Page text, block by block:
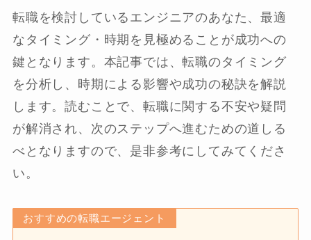
転職を検討しているエンジニアのあなた、最適
なタイミング・時期を見極めることが成功への
鍵となります。本記事では、転職のタイミング
を分析し、時期による影響や成功の秘訣を解説
します。読むことで、転職に関する不安や疑問
が解消され、次のステップへ進むための道しる
べとなりますので、是非参考にしてみてくださ
い。
おすすめの転職エージェント